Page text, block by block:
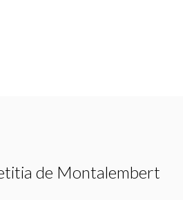
de Montalembert